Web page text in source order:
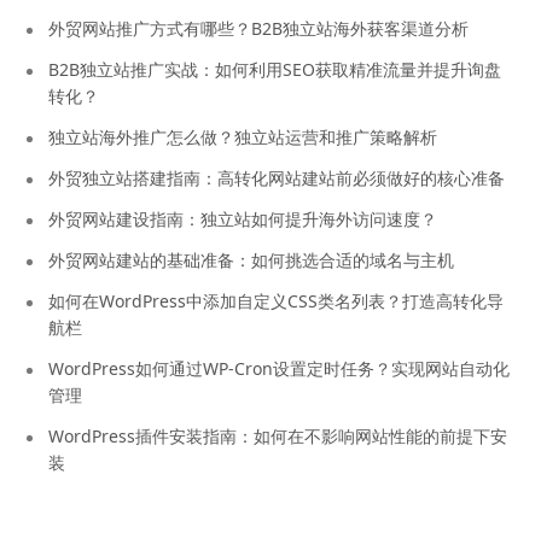
外贸网站推广方式有哪些？B2B独立站海外获客渠道分析
B2B独立站推广实战：如何利用SEO获取精准流量并提升询盘
转化？
独立站海外推广怎么做？独立站运营和推广策略解析
外贸独立站搭建指南：高转化网站建站前必须做好的核心准备
外贸网站建设指南：独立站如何提升海外访问速度？
外贸网站建站的基础准备：如何挑选合适的域名与主机
如何在WordPress中添加自定义CSS类名列表？打造高转化导
航栏
WordPress如何通过WP-Cron设置定时任务？实现网站自动化
管理
WordPress插件安装指南：如何在不影响网站性能的前提下安
装